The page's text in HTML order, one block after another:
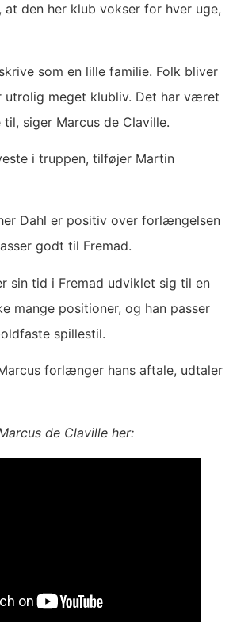
den her klub vokser for hver uge,
som en lille familie. Folk bliver
utrolig meget klubliv. Det har været
siger Marcus de Claville.
i truppen, tilføjer Martin
Dahl er positiv over forlængelsen
godt til Fremad.
sin tid i Fremad udviklet sig til en
mange positioner, og han passer
spillestil.
forlænger hans aftale, udtaler
de Claville her: